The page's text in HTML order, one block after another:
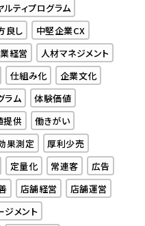
ルティプログラム
良し
中堅企業CX
経営
人材マネジメント
仕組み化
企業文化
ラム
体験価値
提供
働きがい
果測定
厚利少売
定量化 常連客
広告
店舗経営
店舗運営
ジメント